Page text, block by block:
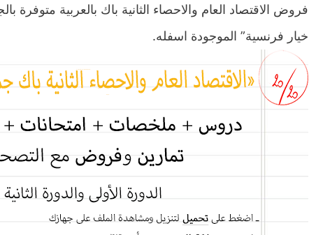
فروض الاقتصاد العام والاحصاء الثانية باك بالعربية
خيار فرنسية” الموجودة اسفله.